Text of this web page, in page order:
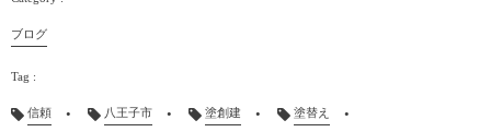
ブログ
信頼 八王子市 塗創建 塗替え